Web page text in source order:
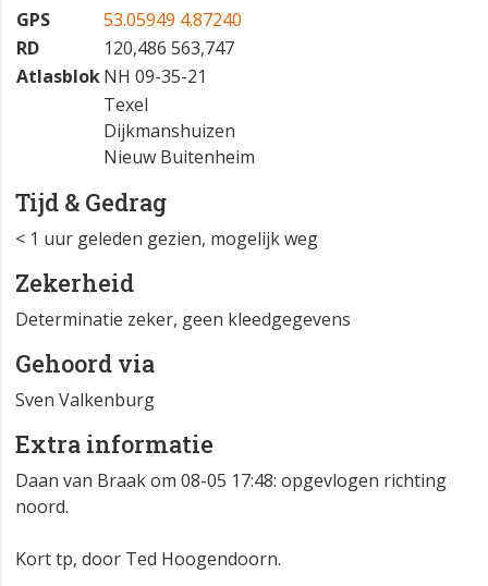
GPS
53.05949 4.87240
RD
120,486 563,747
AtlasblokNH 09-35-21
Texel
Dijkmanshuizen
Nieuw Buitenheim
Tijd & Gedrag
< 1 uur geleden gezien, mogelijk weg
Zekerheid
Determinatie zeker, geen kleedgegevens
Gehoord via
Sven Valkenburg
Extra informatie
Daan van Braak om 08-05 17:48: opgevlogen richting
noord.
Kort tp, door Ted Hoogendoorn.